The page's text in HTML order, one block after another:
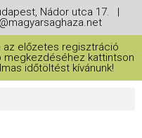
Nádor utca 17. |
az előzetes regisztráció
megkezdéséhez kattintson
időtöltést kívánunk!